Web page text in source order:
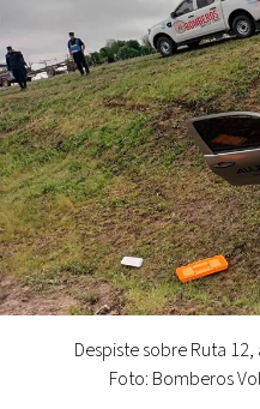
Despiste sobre Ruta
Foto: Bomberos